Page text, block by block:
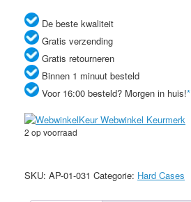
De beste kwaliteit
Gratis verzending
Gratis retourneren
Binnen 1 minuut besteld
Voor 16:00 besteld? Morgen in huis!*
2 op voorraad
glitter
hardcase
SKU: AP-01-031 Categorie: Hard Cases